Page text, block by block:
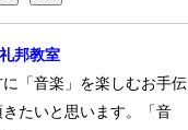
邦教室
「音楽」を楽しむお手伝
たいと思います。「音